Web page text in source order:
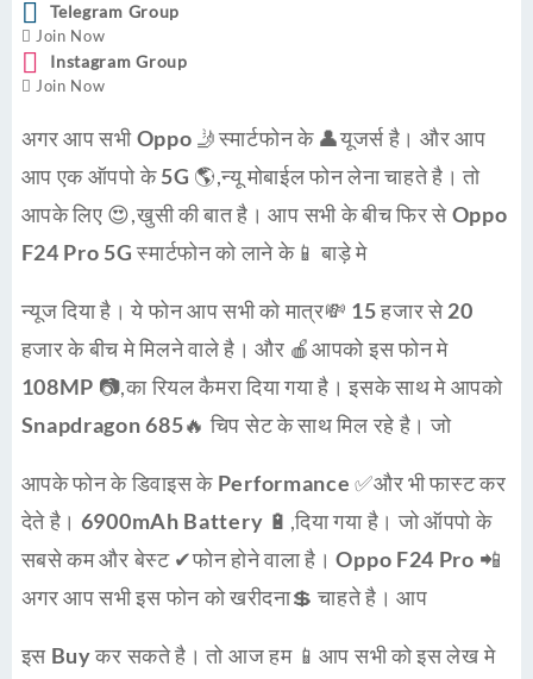
Telegram Group
Join Now
Instagram Group
Join Now
अगर आप सभीOppo 🤳स्मार्टफोन के 👤यूजर्स है। और आप
आप एक ऑपपो के5G 🌎,न्यूमोबाईल फोन लेना चाहते है। तो
आपके लिए 😍,खुसी की बात है। आप सभी के बीच फिर सेOppo
F24 Pro 5Gस्मार्टफोन को लाने के📱 बाड़े मे
न्यूज दिया है। ये फोन आप सभी को मात्र💸 15 हजारसे20
हजारके बीच मे मिलने वाले है। और 🍎आपको इस फोन मे
108MP 📷,का रियल कैमरा दिया गया है। इसके साथ मे आपको
Snapdragon 685🔥 चिप सेट के साथ मिल रहे है। जो
आपके फोन के डिवाइस के Performance ✅और भी फास्ट कर
देते है। 6900mAh Battery 🔋,दिया गया है। जो ऑपपो के
सबसे कम और बेस्ट ✔फोन होने वाला है।Oppo F24 Pro 📲
अगर आप सभी इस फोन को खरीदना💲 चाहते है। आप
इस Buyकर सकते है। तो आज हम 📱आप सभी को इस लेख मे